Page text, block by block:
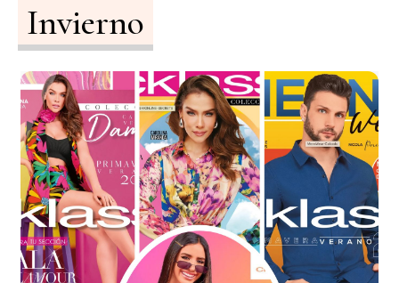
Invierno